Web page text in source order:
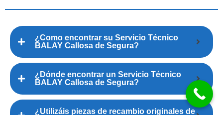
¿Como encontrar su Servicio Técnico
BALAY Callosa de Segura?
¿Dónde encontrar un Servicio Técnico
BALAY Callosa de Segura?
¿Utilizáis piezas de recambio originales de